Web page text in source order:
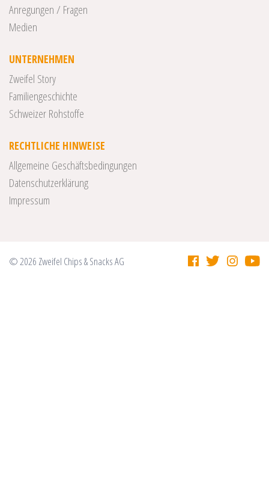
Anregungen / Fragen
Medien
UNTERNEHMEN
Zweifel Story
Familiengeschichte
Schweizer Rohstoffe
RECHTLICHE HINWEISE
Allgemeine Geschäftsbedingungen
Datenschutzerklärung
Impressum
© 2026 Zweifel Chips & Snacks AG